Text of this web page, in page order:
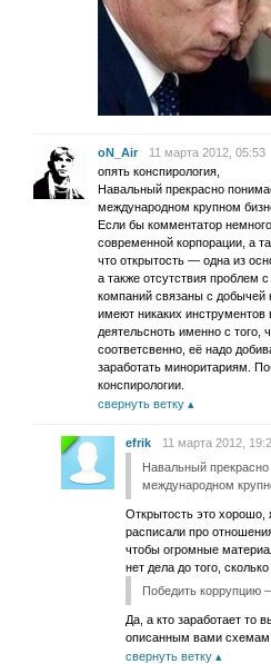
oN_Air
11 марта 2012, 05:53
опять конспирология,
Навальный прекрасно
международном крупном
Если бы комментатор
современной корпорации, а
что открытость — одна из
а также отсутствия проблем
компаний связаны с добычей
имеют никаких
деятельсноть именно с того,
соответсвенно, её надо
заработать миноритариям.
конспирологии.
свернуть ветку
efrik
11 марта 2012,
Навальный
международном
Открытость это хорошо,
расписали про
чтобы огромные
нет дела до того,
Победить коррупцию
Да, а кто заработает то
описанным вами схемам
свернуть ветку